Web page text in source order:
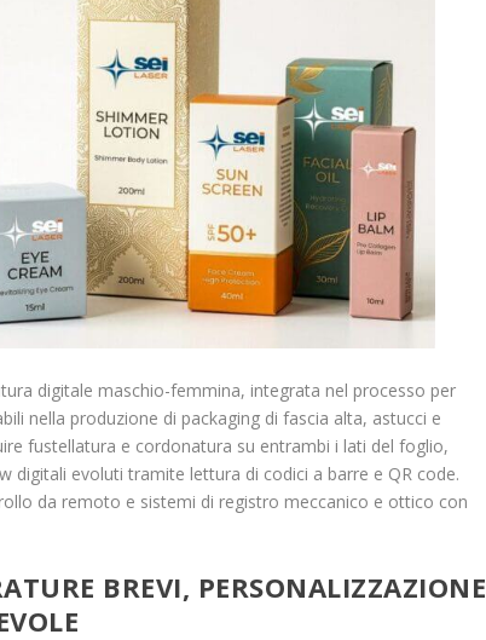
digitale maschio-femmina, integrata nel processo per
nella produzione di packaging di fascia alta, astucci e
fustellatura e cordonatura su entrambi i lati del foglio,
evoluti tramite lettura di codici a barre e QR code.
da remoto e sistemi di registro meccanico e ottico con
BREVI, PERSONALIZZAZIONE